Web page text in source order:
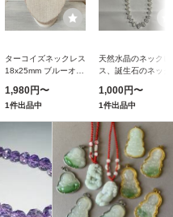
ターコイズネックレス
18x25mm ブルーオー
グルストランドネック
レス 27インチ★海外
で人気の並行輸入品
1,980円〜
1件出品中
天然水晶のネックレ
ス、誕生石のネック
長さは調節できます
祭日の贈り物 男女兼
用 (クリアクリスタ
1,000円〜
1件出品中